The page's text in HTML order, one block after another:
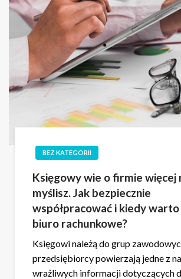
BEZ KATEGORII
Księgowy wie o firmie więcej
myślisz. Jak bezpiecznie
współpracować i kiedy warto
biuro rachunkowe?
Księgowi należą do grup
przedsiębiorcy powierzają jedne z
wrażliwych informacji dotyczących